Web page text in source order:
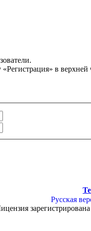
в верхней
Русская